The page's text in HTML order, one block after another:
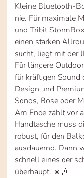
Kleine Bluetooth-
nie. Für maximale
und Tribit
einen starken
sucht, liegt mit der
Für längere
für kräftigen Sound
Design und
Sonos, Bose oder
Am Ende zählt vor
Handtasche muss
robust, für den
ausdauernd. Dann
schnell eines der
überhaupt. ☀️🎶